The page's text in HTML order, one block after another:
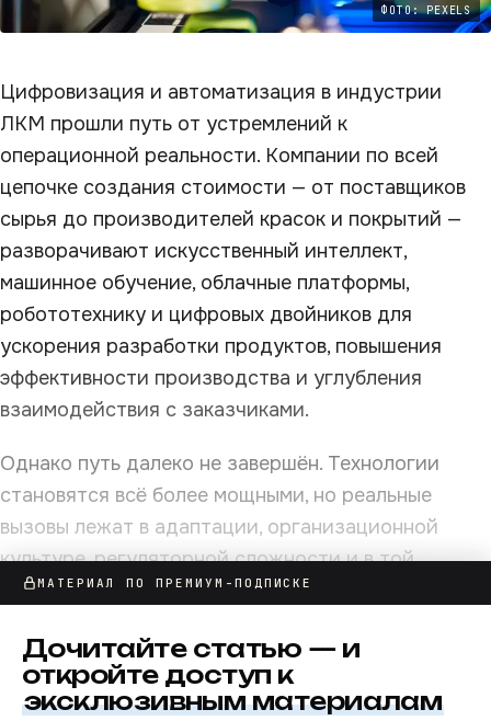
ФОТО: PEXELS
Цифровизация и автоматизация в индустрии
ЛКМ прошли путь от устремлений к
операционной реальности. Компании по всей
цепочке создания стоимости — от поставщиков
сырья до производителей красок и покрытий —
разворачивают искусственный интеллект,
машинное обучение, облачные платформы,
робототехнику и цифровых двойников для
ускорения разработки продуктов, повышения
эффективности производства и углубления
взаимодействия с заказчиками.
Однако путь далеко не завершён. Технологии
становятся всё более мощными, но реальные
вызовы лежат в адаптации, организационной
культуре, регуляторной сложности и в той
устойчивой работе, которая требуется, чтобы
бизнес-ценность.
МАТЕРИАЛ ПО ПРЕМИУМ-ПОДПИСКЕ
Дочитайте статью — и
откройте доступ к
эксклюзивным материалам